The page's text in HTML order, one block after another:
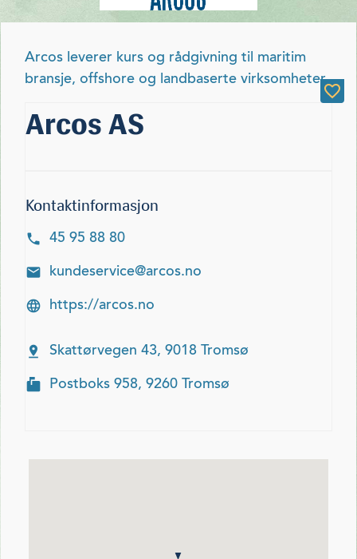
Arcos leverer kurs og rådgivning til maritim
bransje, offshore og landbaserte virksomheter
Arcos AS
Kontaktinformasjon
45 95 88 80
kundeservice@arcos.no
https://arcos.no
Skattørvegen 43, 9018 Tromsø
Postboks 958, 9260 Tromsø